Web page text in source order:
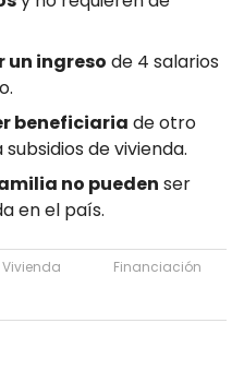
un ingreso de 4 salarios
beneficiaria de otro
de vivienda.
no pueden ser
en el país.
Vivienda
Financiación